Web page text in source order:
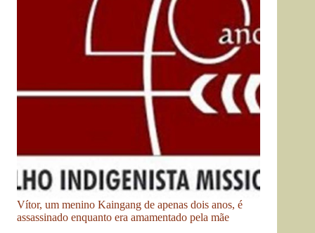
Vítor, um menino Kaingang de apenas dois anos, é
assassinado enquanto era amamentado pela mãe